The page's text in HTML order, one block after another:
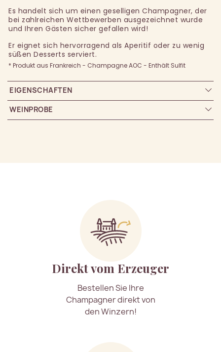
Es handelt sich um einen geselligen Champagner, der
bei zahlreichen Wettbewerben ausgezeichnet wurde
und Ihren Gästen sicher gefallen wird!
Er eignet sich hervorragend als Aperitif oder zu wenig
süßen Desserts serviert.
* Produkt aus Frankreich - Champagne AOC - Enthält Sulfit
EIGENSCHAFTEN
WEINPROBE
Direkt vom Erzeuger
Bestellen Sie Ihre
Champagner direkt von
den Winzern!